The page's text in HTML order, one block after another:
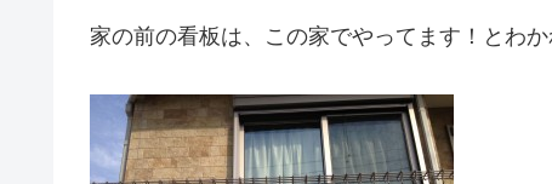
家の前の看板は、この家でやってます！とわ